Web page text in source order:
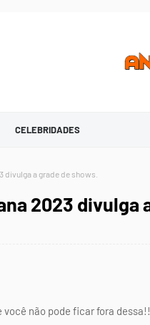
CELEBRIDADES
divulga a grade de shows.
2023 divulga
você não pode ficar fora dessa!!